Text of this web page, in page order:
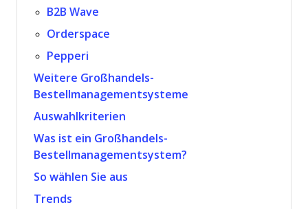
B2B Wave
Orderspace
Pepperi
Weitere Großhandels-
Bestellmanagementsysteme
Auswahlkriterien
Was ist ein Großhandels-
Bestellmanagementsystem?
So wählen Sie aus
Trends